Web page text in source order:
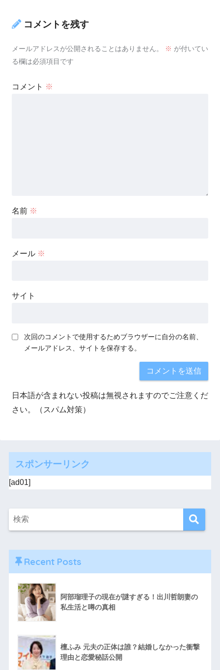
コメントを残す
メールアドレスが公開されることはありません。 ※ が付いてい
る欄は必須項目です
コメント ※
名前 ※
メール ※
サイト
次回のコメントで使用するためブラウザーに自分の名前、
メールアドレス、サイトを保存する。
日本語が含まれない投稿は無視されますのでご注意くだ
さい。（スパム対策）
スポンサーリンク
[ad01]
Recent Posts
阿部瑠理子の現在が謎すぎる！出川哲朗妻の
私生活と噂の真相
檀ふみ 元夫の正体は誰？結婚しなかった衝撃
理由と恋愛秘話公開